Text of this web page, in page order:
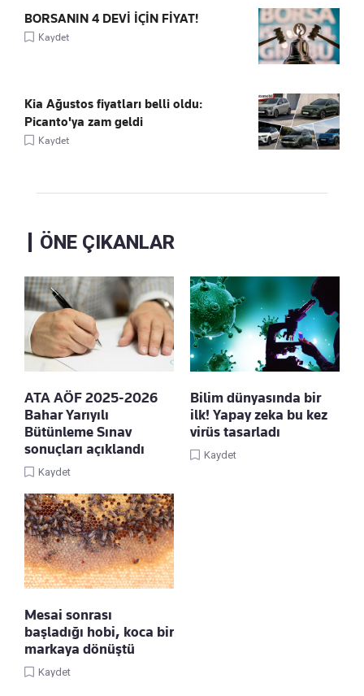
BORSANIN 4 DEVİ İÇİN FİYAT!
Kaydet
Kia Ağustos fiyatları belli oldu:
Picanto'ya zam geldi
Kaydet
ÖNE ÇIKANLAR
ATA AÖF 2025-2026
Bahar Yarıyılı
Bütünleme Sınav
sonuçları açıklandı
Kaydet
Bilim dünyasında bir
ilk! Yapay zeka bu kez
virüs tasarladı
Kaydet
Mesai sonrası
başladığı hobi, koca bir
markaya dönüştü
Kaydet